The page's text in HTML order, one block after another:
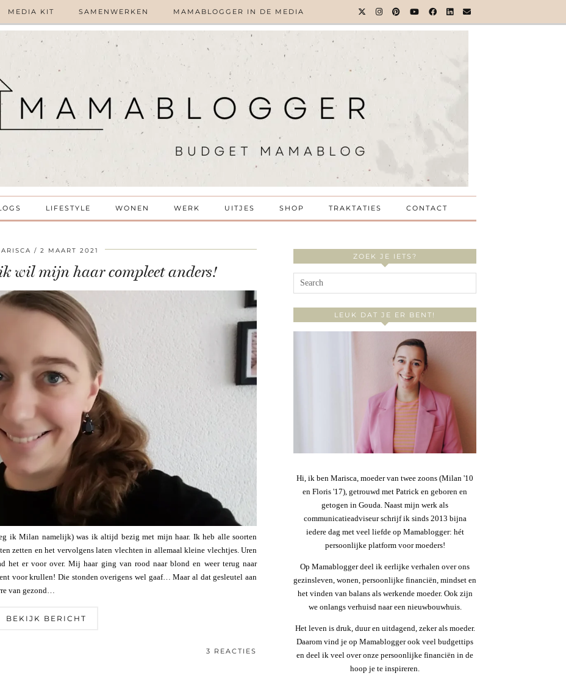
MEDIA KIT SAMENWERKEN MAMABLOGGER IN DE MEDIA
LIFESTYLE WONEN WERK UITJES SHOP TRAKTATIES CONTACT
2 MAART 2021
wil mijn haar compleet anders!
ik Milan namelijk) was ik altijd bezig met mijn haar. Ik heb alle soorten
zetten en het vervolgens laten vlechten in allemaal kleine vlechtjes. Uren
het er voor over. Mij haar ging van rood naar blond en weer terug naar
voor krullen! Die stonden overigens wel gaaf… Maar al dat gesleutel aan
van gezond…
BEKIJK BERICHT
3 REACTIES
ZOEK JE IETS?
LEUK DAT JE ER BENT!
Hi, ik ben Marisca, moeder van twee zoons (Milan '10
en Floris '17), getrouwd met Patrick en geboren en
getogen in Gouda. Naast mijn werk als
communicatieadviseur schrijf ik sinds 2013 bijna
iedere dag met veel liefde op Mamablogger: hét
persoonlijke platform voor moeders!
Op Mamablogger deel ik eerlijke verhalen over ons
gezinsleven, wonen, persoonlijke financiën, mindset en
het vinden van balans als werkende moeder. Ook zijn
we onlangs verhuisd naar een nieuwbouwhuis.
Het leven is druk, duur en uitdagend, zeker als moeder.
Daarom vind je op Mamablogger ook veel budgettips
en deel ik veel over onze persoonlijke financiën in de
hoop je te inspireren.